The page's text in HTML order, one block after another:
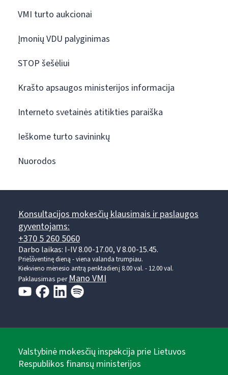
VMI turto aukcionai
Įmonių VDU palyginimas
STOP šešėliui
Krašto apsaugos ministerijos informacija
Interneto svetainės atitikties paraiška
Ieškome turto savininkų
Nuorodos
Konsultacijos mokesčių klausimais ir paslaugos
gyventojams:
+370 5 260 5060
Darbo laikas: I-IV 8.00-17.00, V 8.00-15.45.
Prieššventinę dieną - viena valanda trumpiau.
Kiekvieno mėnesio antrą penktadienį 8.00 val. - 12.00 val.
Paklausimas perMano VMI
Valstybinė mokesčių inspekcija prie Lietuvos
Respublikos finansų ministerijos